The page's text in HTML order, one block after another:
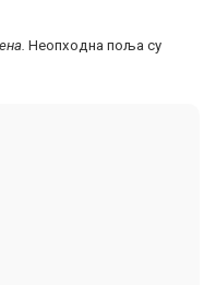
Неопходна поља су